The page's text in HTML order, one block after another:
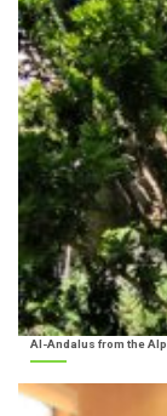
Al-Andalus from the